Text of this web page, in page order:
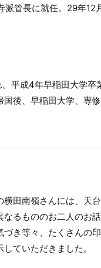
管長に就任。29年12
平成4年早稲田大学
後、早稲田大学、
田南嶺さんには、天
るもののお二人のお話
き等々、たくさんの
ていただきました。